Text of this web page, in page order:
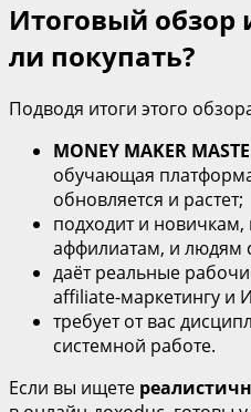
Итоговый обзор
ли покупать?
Подводя итоги этого
MONEY MAKER
обучающая
обновляется и растет;
подходит и
аффилиатам, и людям
даёт реальные
affiliate‑маркетингу и
требует от вас
системной работе.
Если вы ищете